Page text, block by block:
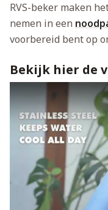
RVS-beker maken
nemen in een
voorbereid bent op
Bekijk hier de